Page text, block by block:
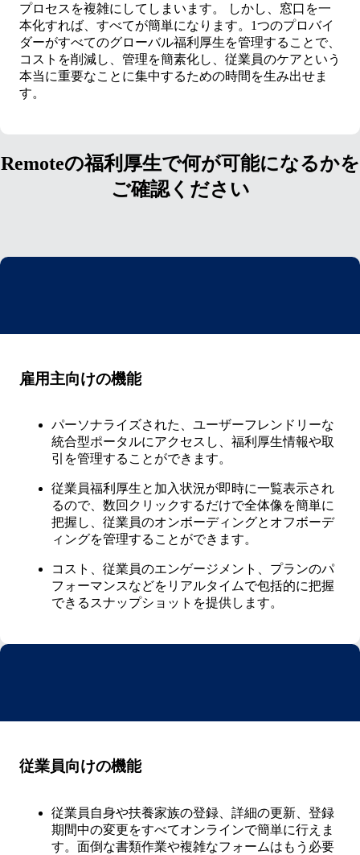
プロセスを複雑にしてしまいます。
しかし、窓口を一
本化すれば、すべてが簡単になります。1つのプロバイ
ダーがすべてのグローバル福利厚生を管理することで、
コストを削減し、管理を簡素化し、従業員のケアという
本当に重要なことに集中するための時間を生み出せま
す。
Remoteの福利厚生で何が可能になるかを
ご確認ください
雇用主向けの機能
パーソナライズされた、ユーザーフレンドリーな
統合型ポータルにアクセスし、福利厚生情報や取
引を管理することができます。
従業員福利厚生と加入状況が即時に一覧表示され
るので、数回クリックするだけで全体像を簡単に
把握し、従業員のオンボーディングとオフボーデ
ィングを管理することができます。
コスト、従業員のエンゲージメント、プランのパ
フォーマンスなどをリアルタイムで包括的に把握
できるスナップショットを提供します。
従業員向けの機能
従業員自身や扶養家族の登録、詳細の更新、登録
期間中の変更をすべてオンラインで簡単に行えま
す。面倒な書類作業や複雑なフォームはもう必要